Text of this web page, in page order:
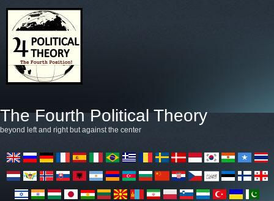
The Fourth Political Theory
beyond left and right but against the center